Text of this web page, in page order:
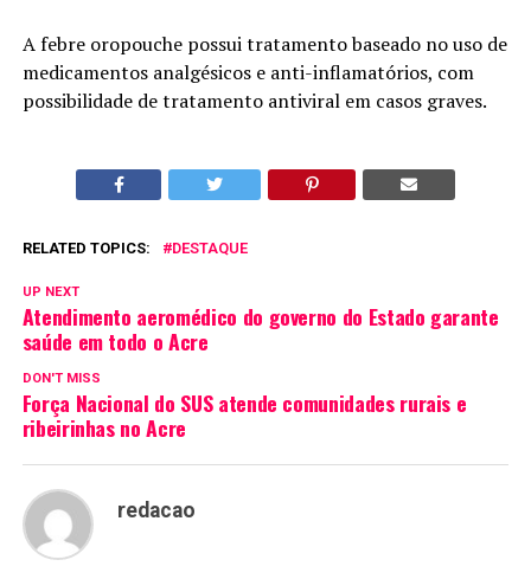
A febre oropouche possui tratamento baseado no uso de
medicamentos analgésicos e anti-inflamatórios, com
possibilidade de tratamento antiviral em casos graves.
RELATED TOPICS: DESTAQUE
UP NEXT
Atendimento aeromédico do governo do Estado garante
saúde em todo o Acre
DON'T MISS
Força Nacional do SUS atende comunidades rurais e
ribeirinhas no Acre
redacao